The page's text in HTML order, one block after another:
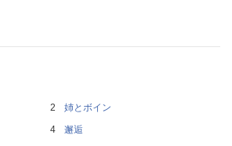
姉とボイン
邂逅